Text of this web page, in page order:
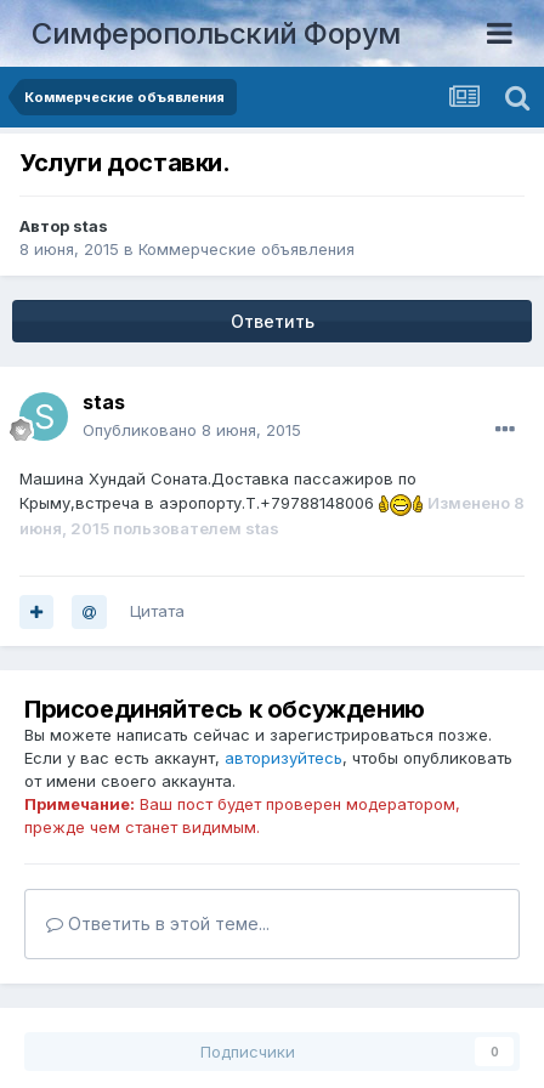
Симферопольский Форум
Коммерческие объявления
Услуги доставки.
Автор stas
8 июня, 2015 в Коммерческие объявления
Ответить
stas
Опубликовано 8 июня, 2015
Машина Хундай Соната.Доставка пассажиров по
Крыму,встреча в аэропорту.Т.+79788148006
Изменено 8
июня, 2015 пользователем stas
Цитата
Присоединяйтесь к обсуждению
Вы можете написать сейчас и зарегистрироваться позже.
Если у вас есть аккаунт, авторизуйтесь, чтобы опубликовать
от имени своего аккаунта.
Примечание: Ваш пост будет проверен модератором,
прежде чем станет видимым.
Ответить в этой теме...
Подписчики 0